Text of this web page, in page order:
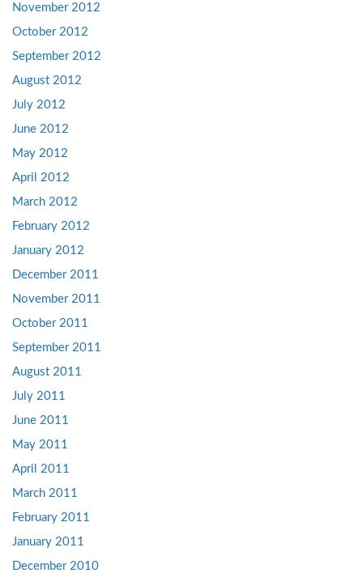
November 2012
October 2012
September 2012
August 2012
July 2012
June 2012
May 2012
April 2012
March 2012
February 2012
January 2012
December 2011
November 2011
October 2011
September 2011
August 2011
July 2011
June 2011
May 2011
April 2011
March 2011
February 2011
January 2011
December 2010